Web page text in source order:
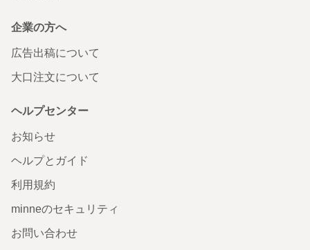
企業の方へ
広告出稿について
大口注文について
ヘルプセンター
お知らせ
ヘルプとガイド
利用規約
minneのセキュリティ
お問い合わせ